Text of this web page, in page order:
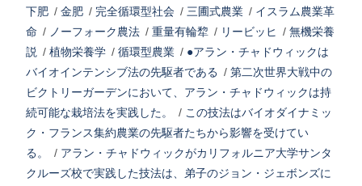
下肥 / 金肥 / 完全循環型社会 / 三圃式農業 / イスラム農業革
命 / ノーフォーク農法 / 重量有輪犂 / リービッヒ / 無機栄養
説 / 植物栄養学 / 循環型農業 / ●アラン・チャドウィックは
バイオインテンシブ法の先駆者である / 第二次世界大戦中の
ビクトリーガーデンにおいて、アラン・チャドウィックは持
続可能な栽培法を実践した。
/ この技法はバイオダイナミッ
ク・フランス集約農業の先駆者たちから影響を受けてい
る。
/ アラン・チャドウィックがカリフォルニア大学サンタ
クルーズ校で実践した技法は、弟子のジョン・ジェボンズに